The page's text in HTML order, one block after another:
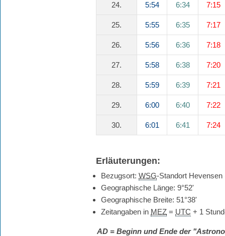
24. 5:54 6:34 7:15
25. 5:55 6:35 7:17
26. 5:56 6:36 7:18
27. 5:58 6:38 7:20
28. 5:59 6:39 7:21
29. 6:00 6:40 7:22
30. 6:01 6:41 7:24
Erläuterungen:
Bezugsort: WSG-Standort
Geographische Länge: 9°52'
Geographische Breite: 51°38'
Zeitangaben in MEZ = UTC + 1
AD = Beginn und Ende der